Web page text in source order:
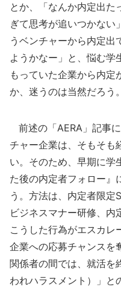
とか、「なんか内定出た
ぎて思考が追いつかない
うベンチャーから内定出
ようかなー」と、悩む学
もっていた企業から内定
か、迷うのは当然だろう。
前述の「AERA」記事
チャー企業は、そもそも
い。そのため、早期に学
た後の内定者フォロー』
う。方法は、内定者限定
ビジネスマナー研修、内
こうした行為がエスカレ
企業への応募チャンスを
関係者の間では、就活を
われハラスメント）」と